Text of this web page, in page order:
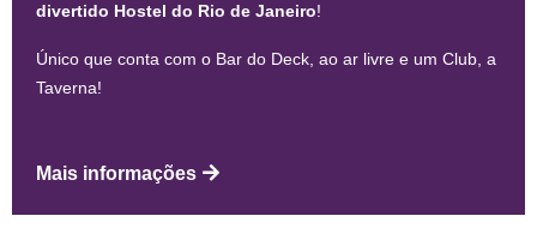
divertido Hostel do Rio de Janeiro!
Único que conta com o Bar do Deck, ao ar livre e um Club, a
Taverna!
Mais informações